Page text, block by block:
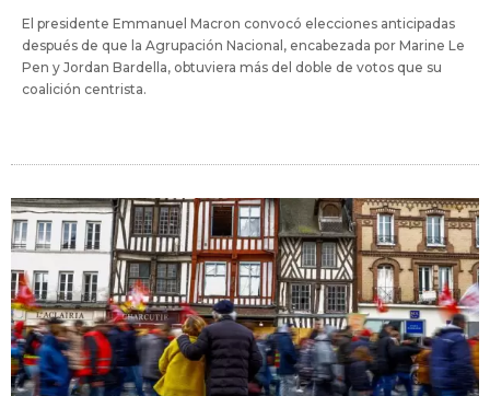
El presidente Emmanuel Macron convocó elecciones anticipadas
después de que la Agrupación Nacional, encabezada por Marine Le
Pen y Jordan Bardella, obtuviera más del doble de votos que su
coalición centrista.